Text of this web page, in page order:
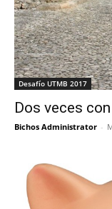
Desafío UTMB 2017
Dos veces
Bichos Administrator -